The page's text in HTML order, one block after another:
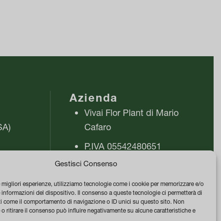
Gestisci Consenso
migliori esperienze, utilizziamo tecnologie come i cookie per memorizzare e/o
informazioni del dispositivo. Il consenso a queste tecnologie ci permetterà di
come il comportamento di navigazione o ID unici su questo sito. Non
ritirare il consenso può influire negativamente su alcune caratteristiche e
Azienda
Vivai Flor Plant di Mario
Cafaro
P.IVA 05542480651
PEC vivaiflorplant@pec.it
Termini e Condizioni di
vendita